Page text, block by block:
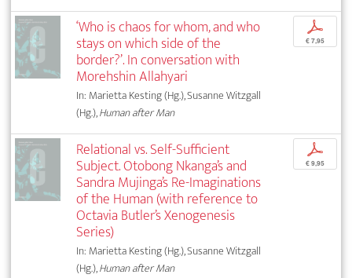
‘Who is chaos for whom, and who
stays on which side of the
border?’. In conversation with
Morehshin Allahyari
In: Marietta Kesting (Hg.), Susanne Witzgall
(Hg.),Human after Man
p
€ 7,95
Relational vs. Self-Sufficient
Subject. Otobong Nkanga’s and
Sandra Mujinga’s Re-Imaginations
of the Human (with reference to
Octavia Butler’s Xenogenesis
Series)
In: Marietta Kesting (Hg.), Susanne Witzgall
(Hg.),Human after Man
p
€ 9,95